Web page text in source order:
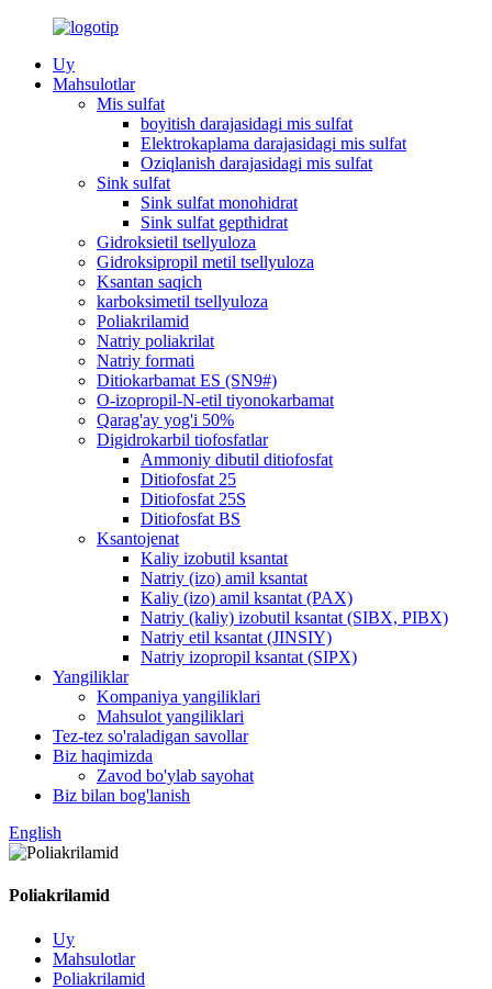
Uy
Mahsulotlar
Mis sulfat
boyitish darajasidagi mis sulfat
Elektrokaplama darajasidagi mis sulfat
Oziqlanish darajasidagi mis sulfat
Sink sulfat
Sink sulfat monohidrat
Sink sulfat gepthidrat
Gidroksietil tsellyuloza
Gidroksipropil metil tsellyuloza
Ksantan saqich
karboksimetil tsellyuloza
Poliakrilamid
Natriy poliakrilat
Natriy formati
Ditiokarbamat ES (SN9#)
O-izopropil-N-etil tiyonokarbamat
Qarag'ay yog'i 50%
Digidrokarbil tiofosfatlar
Ammoniy dibutil ditiofosfat
Ditiofosfat 25
Ditiofosfat 25S
Ditiofosfat BS
Ksantojenat
Kaliy izobutil ksantat
Natriy (izo) amil ksantat
Kaliy (izo) amil ksantat (PAX)
Natriy (kaliy) izobutil ksantat (SIBX, PIBX)
Natriy etil ksantat (JINSIY)
Natriy izopropil ksantat (SIPX)
Yangiliklar
Kompaniya yangiliklari
Mahsulot yangiliklari
Tez-tez so'raladigan savollar
Biz haqimizda
Zavod bo'ylab sayohat
Biz bilan bog'lanish
English
Poliakrilamid
Uy
Mahsulotlar
Poliakrilamid